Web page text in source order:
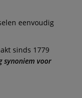
eenvoudig
sinds 1779
synoniem voor